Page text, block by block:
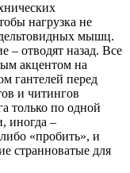
нагрузка не
мышц.
– отводят назад. Все
акцентом на
гантелей перед
и читингов
только по одной
иногда –
«пробить», и
странноватые для